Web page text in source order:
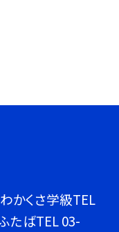
かくさ学級TEL
たばTEL 03-